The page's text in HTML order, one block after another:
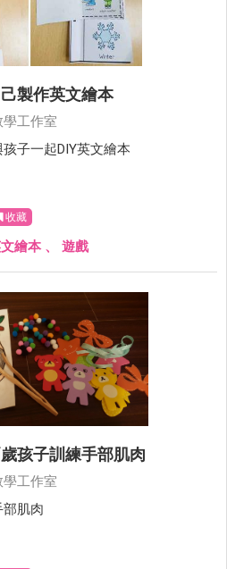
製作英文繪本
工作室
子一起DIY英文繪本
收藏
繪本、 遊戲
孩子訓練手部肌肉
工作室
肌肉